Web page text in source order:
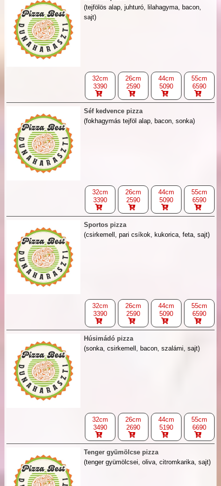
(tejfölös alap, juhturó, lilahagyma, bacon,
sajt)
32cm
3390
26cm
2590
44cm
5090
55cm
6590
Séf kedvence pizza
(fokhagymás tejföl alap, bacon, sonka)
32cm
3390
26cm
2590
44cm
5090
55cm
6590
Sportos pizza
(csirkemell, pari csíkok, kukorica, feta, sajt)
32cm
3390
26cm
2590
44cm
5090
55cm
6590
Húsimádó pizza
(sonka, csirkemell, bacon, szalámi, sajt)
32cm
3490
26cm
2690
44cm
5190
55cm
6690
Tenger gyümölcse pizza
(tenger gyümölcsei, oliva, citromkarika, sajt)